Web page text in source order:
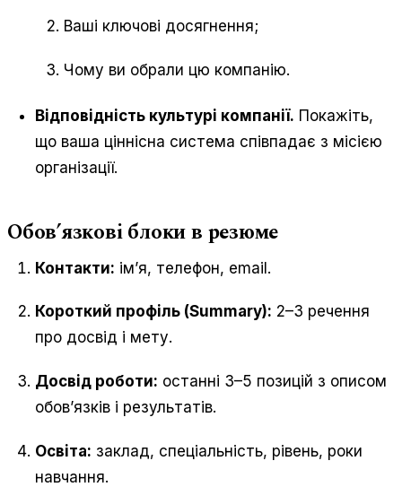
Ваші ключові досягнення;
Чому ви обрали цю компанію.
Відповідність культурі компанії. Покажіть,
що ваша ціннісна система співпадає з місією
організації.
Обов’язкові блоки в резюме
Контакти: ім’я, телефон, email.
Короткий профіль (Summary): 2–3 речення
про досвід і мету.
Досвід роботи: останні 3–5 позицій з описом
обов’язків і результатів.
Освіта: заклад, спеціальність, рівень, роки
навчання.